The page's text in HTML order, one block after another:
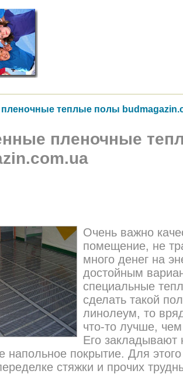
теплые полы
пленочные
Очень важно
помещение, не
много денег на
достойным
специальные
сделать такой
линолеум, то
что-то лучше,
Его закладывают
напольное покрытие. Для
стяжки и прочих